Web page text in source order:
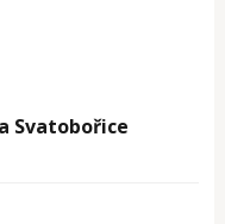
Svatobořice